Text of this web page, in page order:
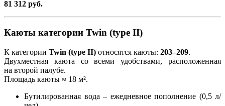
81 312 руб.
Каюты категории Twin (type II)
К категории Twin (type II) относятся каюты: 203–209.
Двухместная каюта со всеми удобствами, расположенная
на второй палубе.
Площадь каюты ≈ 18 м².
Бутилированная вода – ежедневное пополнение (0,5 л/